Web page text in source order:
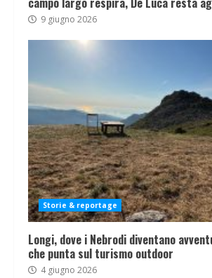
9 giugno 2026
Storie & reportage
Longi, dove i Nebrodi diventano
che punta sul turismo outdoor
4 giugno 2026